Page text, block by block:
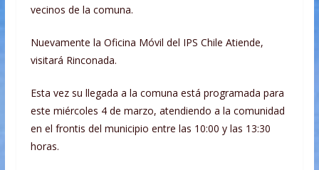
vecinos de la comuna.
Nuevamente la Oficina Móvil del IPS Chile Atiende,
visitará Rinconada.
Esta vez su llegada a la comuna está programada para
este miércoles 4 de marzo, atendiendo a la comunidad
en el frontis del municipio entre las 10:00 y las 13:30
horas.